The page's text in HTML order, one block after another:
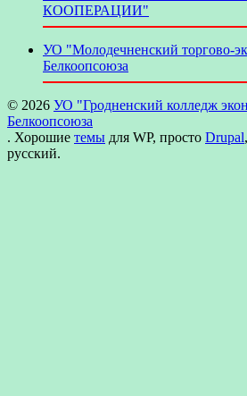
КООПЕРАЦИИ"
УО "Молодечненский торгово-
Белкоопсоюза
© 2026 УО "Гродненский колледж
Белкоопсоюза
. Хорошие темы для WP, просто Drupal
русский.